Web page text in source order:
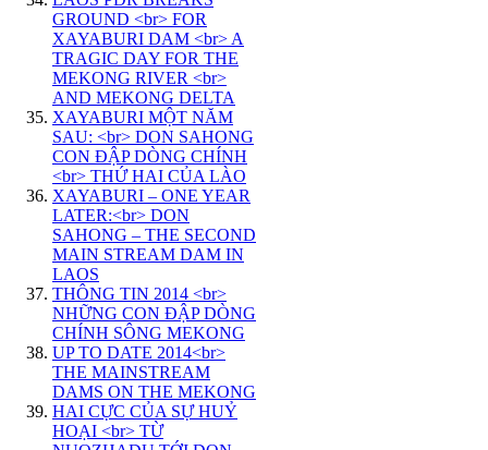
GROUND <br> FOR
XAYABURI DAM <br> A
TRAGIC DAY FOR THE
MEKONG RIVER <br>
AND MEKONG DELTA
XAYABURI MỘT NĂM
SAU: <br> DON SAHONG
CON ĐẬP DÒNG CHÍNH
<br> THỨ HAI CỦA LÀO
XAYABURI – ONE YEAR
LATER:<br> DON
SAHONG – THE SECOND
MAIN STREAM DAM IN
LAOS
THÔNG TIN 2014 <br>
NHỮNG CON ĐẬP DÒNG
CHÍNH SÔNG MEKONG
UP TO DATE 2014<br>
THE MAINSTREAM
DAMS ON THE MEKONG
HAI CỰC CỦA SỰ HUỶ
HOẠI <br> TỪ